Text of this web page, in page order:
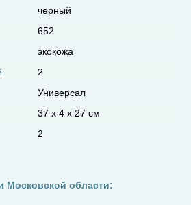
черный
652
экокожа
2
Универсал
37 х 4 х 27 см
2
Московской области: